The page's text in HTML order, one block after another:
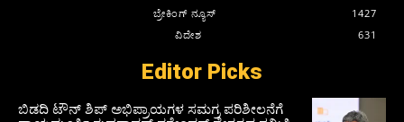
ಬ್ರೇಕಿಂಗ್ ನ್ಯೂಸ್
1427
ವಿದೇಶ
631
Editor Picks
ಬಿಡದಿ ಟೌನ್ ಶಿಪ್ ಅಭಿಪ್ರಾಯಗಳ ಸಮಗ್ರ ಪರಿಶೀಲನೆಗೆ